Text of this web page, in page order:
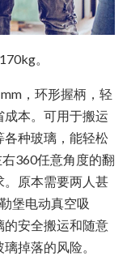
。
，环形握柄，轻
本。可用于搬运
各种玻璃，能轻松
360任意角度的翻
。原本需要两人甚
堡电动真空吸
的安全搬运和随意
掉落的风险。